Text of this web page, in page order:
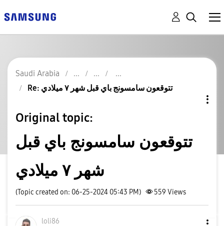
Saudi Arabia
Re: تتوقعون سامسونج باي قبل شهر ٧ ميلادي
Original topic:
تتوقعون سامسونج باي قبل
شهر ٧ ميلادي
(Topic created on: 06-25-2024 05:43 PM) 559 Views
loli86